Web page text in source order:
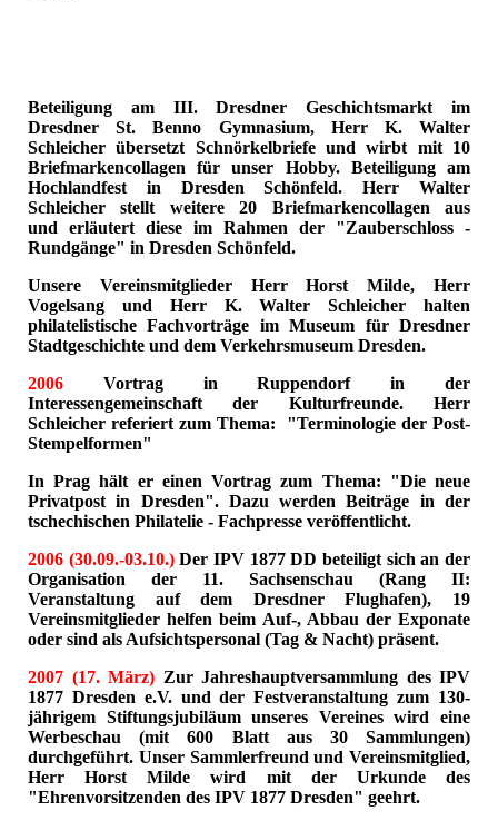
Beteiligung am III. Dresdner Geschichtsmarkt im
Dresdner St. Benno Gymnasium, Herr K. Walter
Schleicher übersetzt Schnörkelbriefe und wirbt mit 10
Briefmarkencollagen für unser Hobby. Beteiligung am
Hochlandfest in Dresden Schönfeld. Herr Walter
Schleicher stellt weitere 20 Briefmarkencollagen aus
und erläutert diese im Rahmen der "Zauberschloss -
Rundgänge" in Dresden Schönfeld.
Unsere Vereinsmitglieder Herr Horst Milde, Herr
Vogelsang und Herr K. Walter Schleicher halten
philatelistische Fachvorträge im Museum für Dresdner
Stadtgeschichte und dem Verkehrsmuseum Dresden.
2006
Vortrag in Ruppendorf in der
Interessengemeinschaft der Kulturfreunde. Herr
Schleicher referiert zum Thema: "Terminologie der Post-
Stempelformen"
In Prag hält er einen Vortrag zum Thema: "Die neue
Privatpost in Dresden". Dazu werden Beiträge in der
tschechischen Philatelie - Fachpresse veröffentlicht.
2006 (30.09.-03.10.) Der IPV 1877 DD beteiligt sich an der
Organisation der 11. Sachsenschau (Rang II:
Veranstaltung auf dem Dresdner Flughafen), 19
Vereinsmitglieder helfen beim Auf-, Abbau der Exponate
oder sind als Aufsichtspersonal (Tag & Nacht) präsent.
2007 (17. März) Zur Jahreshauptversammlung des IPV
1877 Dresden e.V. und der Festveranstaltung zum 130-
jährigem Stiftungsjubiläum unseres Vereines wird eine
Werbeschau (mit 600 Blatt aus 30 Sammlungen)
durchgeführt. Unser Sammlerfreund und Vereinsmitglied,
Herr Horst Milde wird mit der Urkunde des
"Ehrenvorsitzenden des IPV 1877 Dresden" geehrt.